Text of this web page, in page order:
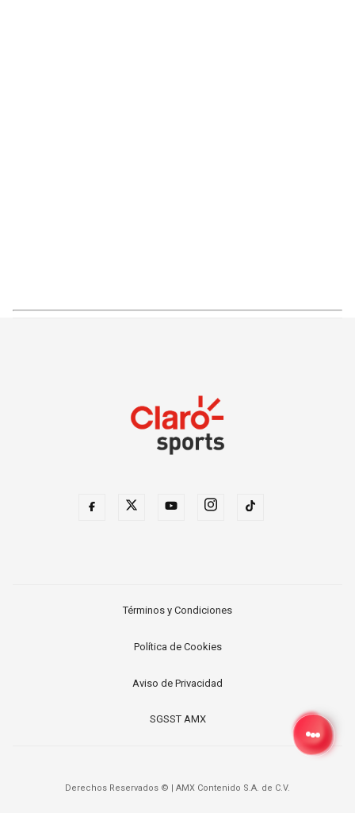
Términos y Condiciones
Política de Cookies
Aviso de Privacidad
SGSST AMX
Derechos Reservados © | AMX Contenido S.A. de C.V.